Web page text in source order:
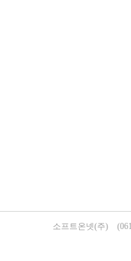
소프트온넷(주)